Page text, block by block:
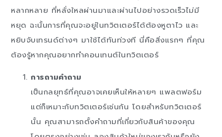
หลากหลาย ที่หลั่งใหลผ่านมาและผ่านไปอย่างรวดเร็วไม่มี
หยุด ฉะนั้นการที่คุณจะอยู่ในทวิตเตอร์ได้ต้องหูตาไว และ
หยิบจับเทรนด์ต่างๆ มาใช้ได้ทันท่วงที นี่คือสิ่งแรกๆ ที่คุณ
ต้องรู้หากคุณอยากทำคอนเทนต์ในทวิตเตอร์
การถามคำถาม
เป็นกลยุทธ์ที่คุณอาจเคยเห็นให้หลายๆ แพลตฟอร์ม
แต่ก็เหมาะกับทวิตเตอร์เช่นกัน โดยสำหรับทวิตเตอร์
นั้น คุณสามารถตั้งคำถามที่เกี่ยวกับสินค้าของคุณ